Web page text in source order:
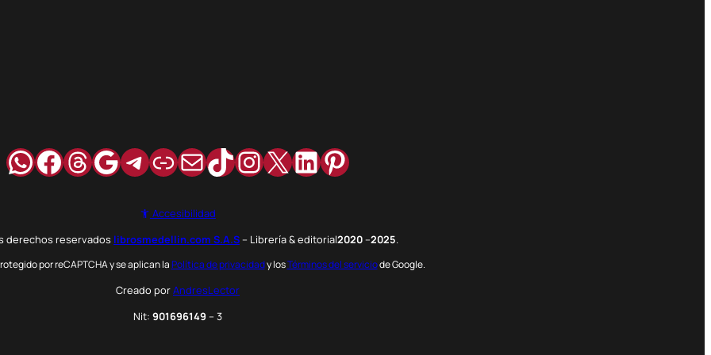
WhatsApp
Facebook
Hilos
Google
Telegram
Enlace
Correo
TikTok
Instagram
X LinkedIn
Pinterest
Accesibilidad
derechos reservados librosmedellin.com S.A.S– Librería & editorial2020–2025.
por reCAPTCHA y se aplican laPolítica de privacidady losTérminos del serviciode Google.
Creado porAndresLector
Nit: 901696149 – 3